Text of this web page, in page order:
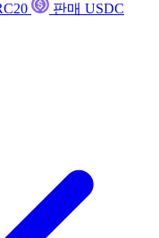
판매 USDC